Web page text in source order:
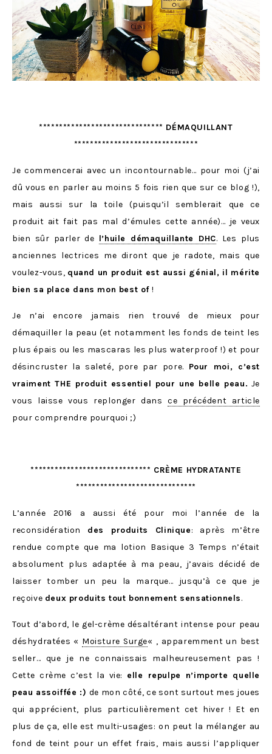
******************************* DÉMAQUILLANT
*******************************
Je commencerai avec un incontournable… pour moi (j’ai
dû vous en parler au moins 5 fois rien que sur ce blog !),
mais aussi sur la toile (puisqu’il semblerait que ce
produit ait fait pas mal d’émules cette année)… je veux
bien sûr parler de l’huile démaquillante DHC. Les plus
anciennes lectrices me diront que je radote, mais que
voulez-vous, quand un produit est aussi génial, il mérite
bien sa place dans mon best of !
Je n’ai encore jamais rien trouvé de mieux pour
démaquiller la peau (et notamment les fonds de teint les
plus épais ou les mascaras les plus waterproof !) et pour
désincruster la saleté, pore par pore. Pour moi, c’est
vraiment THE produit essentiel pour une belle peau. Je
vous laisse vous replonger dansce précédent article
pour comprendre pourquoi ;)
****************************** CRÈME HYDRATANTE
******************************
L’année 2016 a aussi été pour moi l’année de la
reconsidération des produits Clinique: après m’être
rendue compte que ma lotion Basique 3 Temps n’était
absolument plus adaptée à ma peau, j’avais décidé de
laisser tomber un peu la marque… jusqu’à ce que je
reçoive deux produits tout bonnement sensationnels.
Tout d’abord, le gel-crème désaltérant intense pour peau
déshydratées « Moisture Surge« , apparemment un best
seller… que je ne connaissais malheureusement pas !
Cette crème c’est la vie: elle repulpe n’importe quelle
peau assoiffée :) de mon côté, ce sont surtout mes joues
qui apprécient, plus particulièrement cet hiver ! Et en
plus de ça, elle est multi-usages: on peut la mélanger au
fond de teint pour un effet frais, mais aussi l’appliquer